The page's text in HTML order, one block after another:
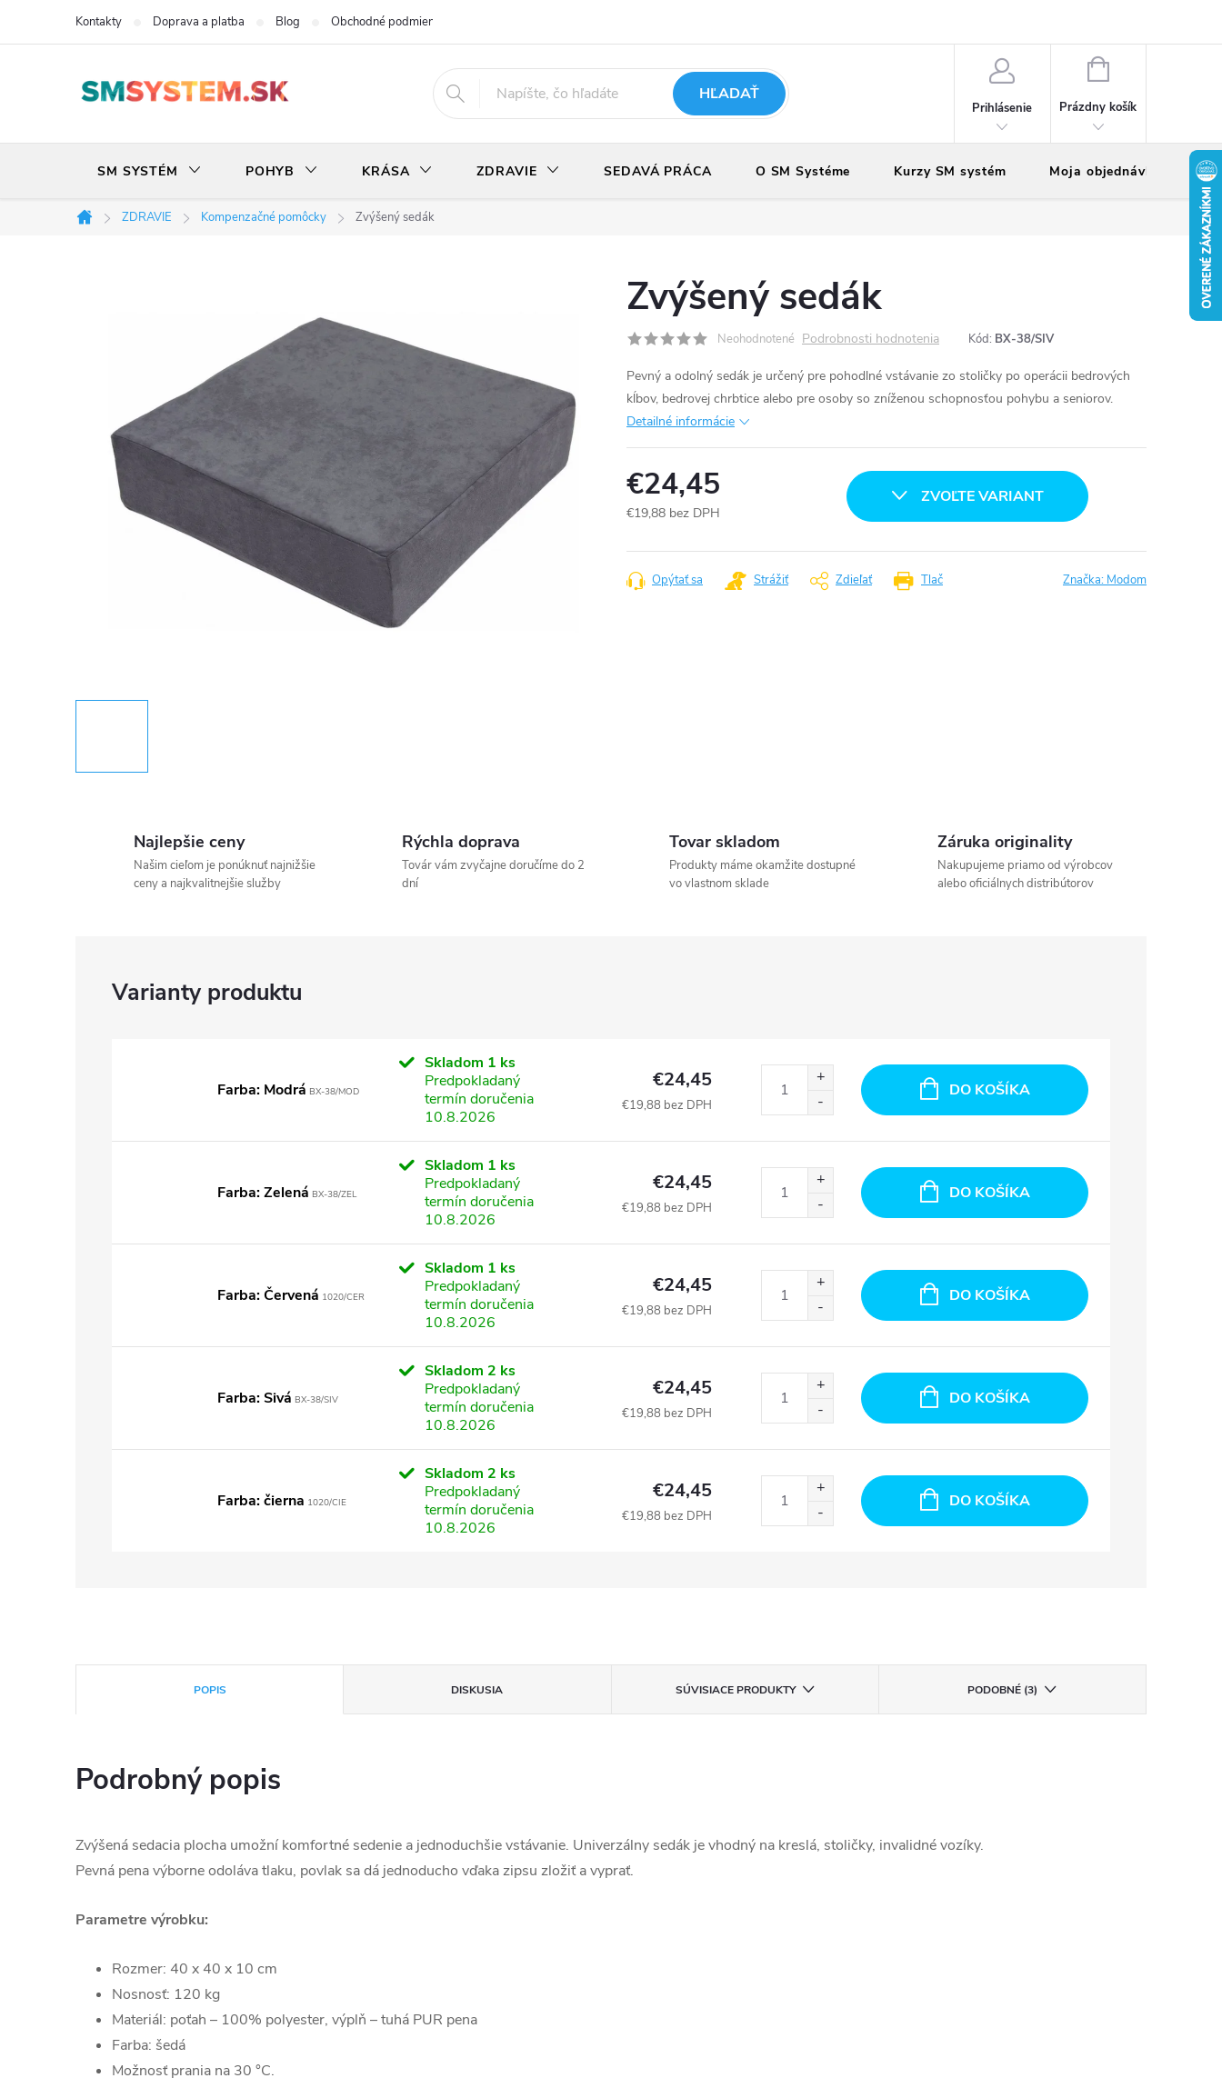
Kontakty Doprava a platba Blog Obchodné podmienky
HĽADAŤ
Prihlásenie
NÁKUPNÝ
Prázdny košík
SM SYSTÉM POHYB KRÁSA ZDRAVIE SEDAVÁ PRÁCA O SM Systéme Kurzy SM systém Moja objednávka
Domov
ZDRAVIE Kompenzačné pomôcky Zvýšený sedák
Zvýšený sedák
Neohodnotené Podrobnosti hodnotenia Kód: BX-38/SIV
Pevný a odolný sedák je určený pre pohodlné vstávanie zo stoličky po operácii bedrových
kĺbov, bedrovej chrbtice alebo pre osoby so zníženou schopnosťou pohybu a seniorov.
Detailné informácie
€24,45
€19,88 bez DPH
cena:
ZVOĽTE VARIANT
Tlač
Opýtať sa Strážiť Zdieľať Značka: Modom
Najlepšie ceny
Našim cieľom je ponúknuť najnižšie
ceny a najkvalitnejšie služby
Rýchla doprava
Továr vám zvyčajne doručíme do 2
dní
Tovar skladom
Produkty máme okamžite dostupné
vo vlastnom sklade
Záruka originality
Nakupujeme priamo od výrobcov
alebo oficiálnych distribútorov
Farba: Modrá BX-38/MOD
Skladom 1 ks
Predpokladaný
termín doručenia
10.8.2026
€24,45
€19,88 bez DPH
DO KOŠÍKA
Farba: Zelená BX-38/ZEL
Skladom 1 ks
Predpokladaný
termín doručenia
10.8.2026
€24,45
€19,88 bez DPH
DO KOŠÍKA
Farba: Červená 1020/CER
Skladom 1 ks
Predpokladaný
termín doručenia
10.8.2026
€24,45
€19,88 bez DPH
DO KOŠÍKA
Farba: Sivá BX-38/SIV
Skladom 2 ks
Predpokladaný
termín doručenia
10.8.2026
€24,45
€19,88 bez DPH
DO KOŠÍKA
Farba: čierna 1020/CIE
Skladom 2 ks
Predpokladaný
termín doručenia
10.8.2026
€24,45
€19,88 bez DPH
DO KOŠÍKA
POPIS DISKUSIA SÚVISIACE PRODUKTY PODOBNÉ (3)
Podrobný popis
Zvýšená sedacia plocha umožní komfortné sedenie a jednoduchšie vstávanie. Univerzálny sedák je vhodný na kreslá, stoličky, invalidné vozíky.
Pevná pena výborne odoláva tlaku, povlak sa dá jednoducho vďaka zipsu zložiť a vyprať.
Parametre výrobku:
Rozmer: 40 x 40 x 10 cm
Nosnosť: 120 kg
Materiál: poťah – 100% polyester, výplň – tuhá PUR pena
Farba: šedá
Možnosť prania na 30 °C.